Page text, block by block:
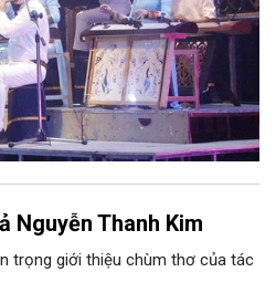
Nguyễn Thanh Kim
trọng giới thiệu chùm thơ của tác